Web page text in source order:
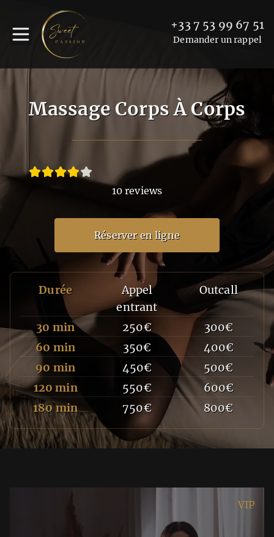
+33 7 53 99 67 51
Demander un rappel
Massage Corps À Corps
10 reviews
Réserver en ligne
Durée
Appel
entrant
Outcall
30 min 250€
300€
60 min
350€
400€
90 min
450€
500€
120 min
550€
600€
180 min
750€ 800€
VIP